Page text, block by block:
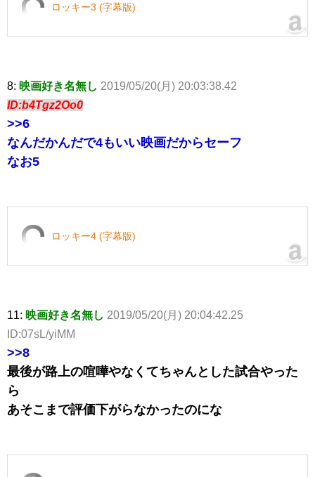
ロッキー3 (字幕版)
8: 映画好き名無し 2019/05/20(月) 20:03:38.42
ID:b4Tgz2Oo0
>>6
なんだかんだで4もいい映画だからセーフ
なお5
ロッキー4 (字幕版)
11: 映画好き名無し 2019/05/20(月) 20:04:42.25
ID:07sL/yiMM
>>8
最後が路上の喧嘩やなくてちゃんとした試合やった
ら
あそこまで評価下がらなかったのにな